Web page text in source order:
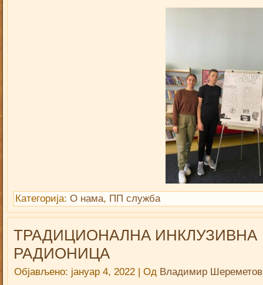
Категорија: О нама, ПП служба
ТРАДИЦИОНАЛНА ИНКЛУЗИВНА
РАДИОНИЦА
Објављено: јануар 4, 2022 | Од Владимир Шереметов